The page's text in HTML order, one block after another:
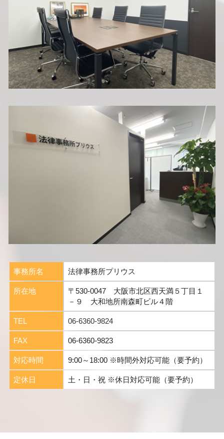
事務所名 法律事務所プリウス
所在地
〒530-0047 大阪市北区西天満５丁目１
－９ 大和地所南森町ビル４階
TEL 06-6360-9824
FAX 06-6360-9823
対応時間 9:00～18:00 ※時間外対応可能（要予約）
定休日 土・日・祝 ※休日対応可能（要予約）